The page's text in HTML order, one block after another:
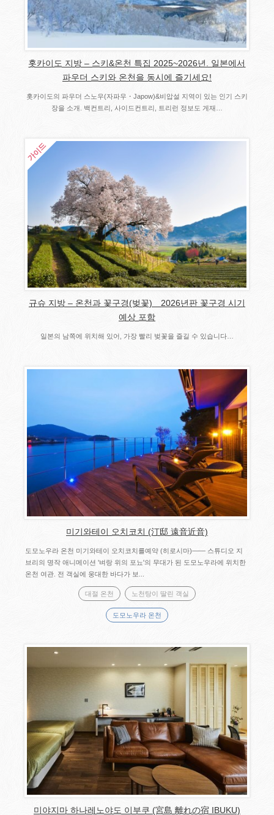
홋카이도 지방 – 스키&온천 특집 2025~2026년. 일본에서
파우더 스키와 온천을 동시에 즐기세요!
홋카이도의 파우더 스노우(자파우・Japow)&비압설 지역이 있는 인기 스키
장을 소개. 백컨트리, 사이드컨트리, 트리런 정보도 게재…
규슈 지방 – 온천과 꽃구경(벚꽃) 2026년판 꽃구경 시기
예상 포함
일본의 남쪽에 위치해 있어, 가장 빨리 벚꽃을 즐길 수 있습니다…
미기와테이 오치코치 (汀邸 遠音近音)
도모노우라 온천 미기와테이 오치코치를예약 (히로시마)―― 스튜디오 지
브리의 명작 애니메이션 '벼랑 위의 포뇨'의 무대가 된 도모노우라에 위치한
온천 여관. 전 객실에 웅대한 바다가 보...
대절 온천 노천탕이 딸린 객실
도모노우라 온천
미야지마 하나레노야도 이부쿠 (宮島 離れの宿 IBUKU)